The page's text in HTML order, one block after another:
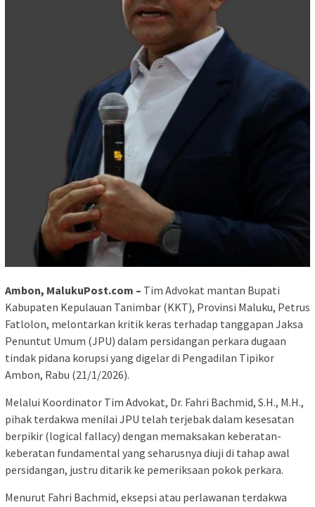
Ambon, MalukuPost.com – Tim Advokat mantan Bupati
Kabupaten Kepulauan Tanimbar (KKT), Provinsi Maluku, Petrus
Fatlolon, melontarkan kritik keras terhadap tanggapan Jaksa
Penuntut Umum (JPU) dalam persidangan perkara dugaan
tindak pidana korupsi yang digelar di Pengadilan Tipikor
Ambon, Rabu (21/1/2026).
Melalui Koordinator Tim Advokat, Dr. Fahri Bachmid, S.H., M.H.,
pihak terdakwa menilai JPU telah terjebak dalam kesesatan
berpikir (logical fallacy) dengan memaksakan keberatan-
keberatan fundamental yang seharusnya diuji di tahap awal
persidangan, justru ditarik ke pemeriksaan pokok perkara.
Menurut Fahri Bachmid, eksepsi atau perlawanan terdakwa